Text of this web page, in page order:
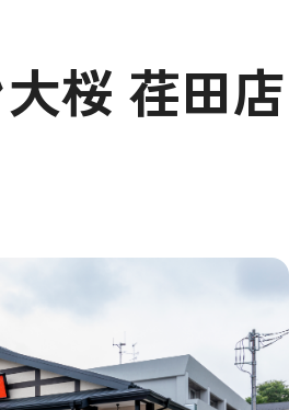
桜 荏田店